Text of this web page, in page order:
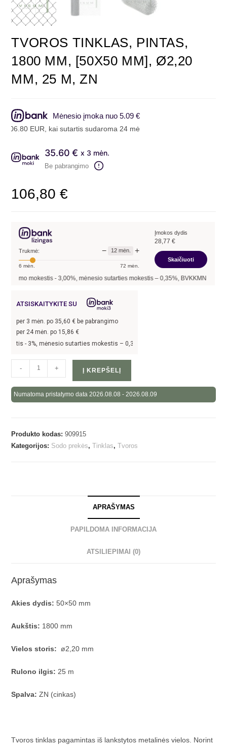
TVOROS TINKLAS, PINTAS,
1800 MM, [50X50 MM], Ø2,20
MM, 25 M, ZN
Mėnesio įmoka nuo 5.09 €
EUR, kai sutartis sudaroma 24 mėn. terminui, metinė palūkanų
35.60 € x 3 mėn.
Be pabrangimo
106,80€
Trukmė: − 12mėn. +
6 mėn. 72 mėn.
Įmokos dydis
28,77 €
Skaičiuoti
mokestis -3,00%, mėnesio sutarties mokestis –0,35%, BVKKMN –30,27
ATSISKAITYKITE SU
per 3 mėn. po 35,60 € be pabrangimo
per 24 mėn. po 15,86 €
3%, mėnesio sutarties mokestis –0,35%, BVKKMN –
- + Į KREPŠELĮ
Numatoma pristatymo data 2026.08.08 - 2026.08.09
Produkto kodas:909915
Kategorijos: Sodo prekės,Tinklas,Tvoros
APRAŠYMAS
PAPILDOMA INFORMACIJA
ATSILIEPIMAI (0)
Aprašymas
Akies dydis:50×50 mm
Aukštis: 1800 mm
Vielos storis: ø2,20 mm
Rulono ilgis: 25 m
Spalva:ZN (cinkas)
Tvoros tinklas pagamintas iš lankstytos metalinės vielos. Norint